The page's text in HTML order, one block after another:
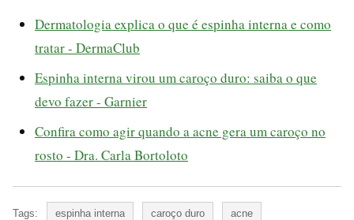
Dermatologia explica o que é espinha interna e como
tratar - DermaClub
Espinha interna virou um caroço duro: saiba o que
devo fazer - Garnier
Confira como agir quando a acne gera um caroço no
rosto - Dra. Carla Bortoloto
Tags: espinha interna caroço duro acne